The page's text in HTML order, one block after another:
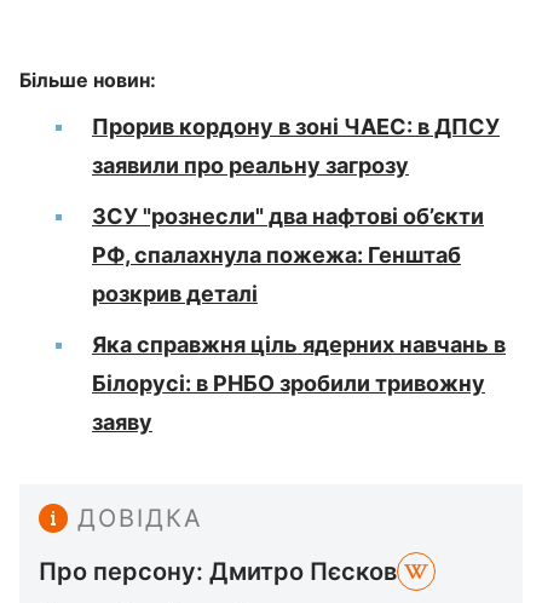
Більше новин:
Прорив кордону в зоні ЧАЕС: в ДПСУ
заявили про реальну загрозу
ЗСУ "рознесли" два нафтові об’єкти
РФ, спалахнула пожежа: Генштаб
розкрив деталі
Яка справжня ціль ядерних навчань в
Білорусі: в РНБО зробили тривожну
заяву
ДОВІДКА
Про персону: Дмитро Пєсков